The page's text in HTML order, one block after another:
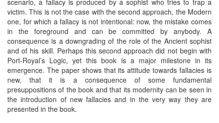
scenario, a fallacy is produced by a sophist who tries to trap a
victim. This is not the case with the second approach, the Modern
one, for which a fallacy is not intentional: now, the mistake comes
in the foreground and can be committed by anybody. A
consequence is a downgrading of the role of the Ancient sophist
and of his skill. Perhaps this second approach did not begin with
Port-Royal’s Logic, yet this book is a major milestone in its
emergence. The paper shows that its attitude towards fallacies is
new, that it is a consequence of some fundamental
presuppositions of the book and that its modernity can be seen in
the introduction of new fallacies and in the very way they are
presented in the book.